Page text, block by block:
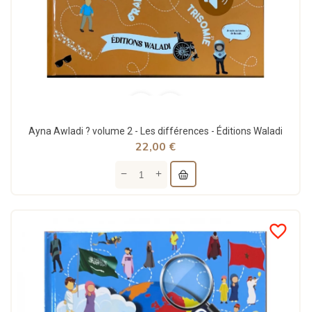
Ayna Awladi ? volume 2 - Les différences - Éditions Waladi
22,00 €
favorite_border